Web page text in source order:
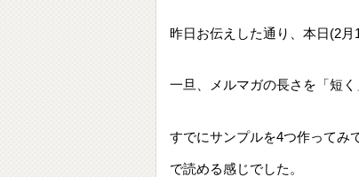
昨日お伝えした通り、本日(2
一旦、メルマガの長さを「短く
すでにサンプルを4つ作ってみ
で読める感じでした。